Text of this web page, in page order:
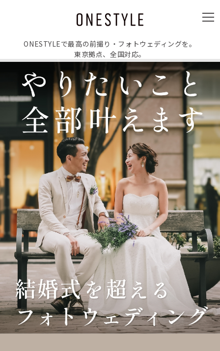
メ
ニ
ー
ONESTYLEで最高の前撮り・フォトウェディングを。
東京拠点、全国対応。